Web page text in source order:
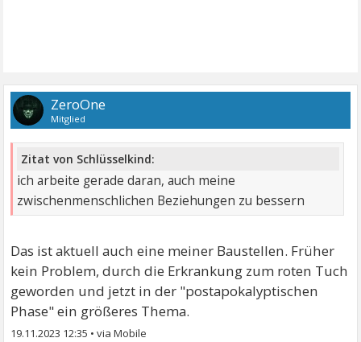
ZeroOne
Mitglied
Zitat von Schlüsselkind:
ich arbeite gerade daran, auch meine
zwischenmenschlichen Beziehungen zu bessern
Das ist aktuell auch eine meiner Baustellen. Früher
kein Problem, durch die Erkrankung zum roten Tuch
geworden und jetzt in der "postapokalyptischen
Phase" ein größeres Thema.
19.11.2023 12:35 •